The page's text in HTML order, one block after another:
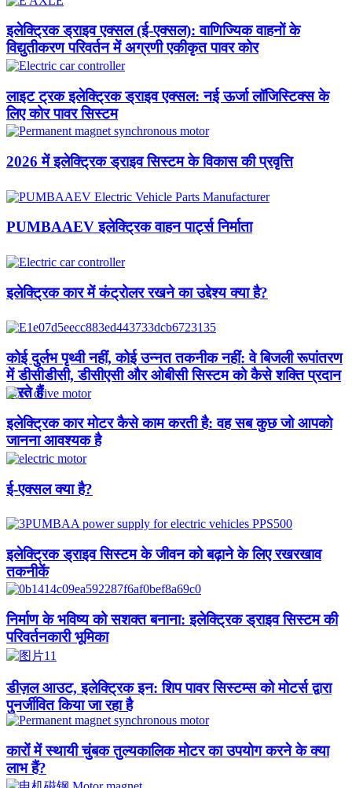
इलेक्ट्रिक ड्राइव एक्सल (ई-एक्सल): वाणिज्यिक वाहनों के
विद्युतीकरण परिवर्तन में अग्रणी एकीकृत पावर कोर
लाइट ट्रक इलेक्ट्रिक ड्राइव एक्सल: नई ऊर्जा लॉजिस्टिक्स के
लिए कोर पावर सिस्टम
2026 में इलेक्ट्रिक ड्राइव सिस्टम के विकास की प्रवृत्ति
PUMBAAEV इलेक्ट्रिक वाहन पार्ट्स निर्माता
इलेक्ट्रिक कार में कंट्रोलर रखने का उद्देश्य क्या है?
कोई दुर्लभ पृथ्वी नहीं, कोई उन्नत तकनीक नहीं: वे बिजली रूपांतरण
में डीसीडीसी, डीसीएसी और ओबीसी सिस्टम को कैसे शक्ति प्रदान
करते हैं
इलेक्ट्रिक कार मोटर कैसे काम करती है: वह सब कुछ जो आपको
जानना आवश्यक है
ई-एक्सल क्या है?
इलेक्ट्रिक ड्राइव सिस्टम के जीवन को बढ़ाने के लिए रखरखाव
तकनीकें
निर्माण के भविष्य को सशक्त बनाना: इलेक्ट्रिक ड्राइव सिस्टम की
परिवर्तनकारी भूमिका
डीज़ल आउट, इलेक्ट्रिक इन: शिप पावर सिस्टम्स को मोटर्स द्वारा
पुनर्जीवित किया जा रहा है
कारों में स्थायी चुंबक तुल्यकालिक मोटर का उपयोग करने के क्या
लाभ हैं?